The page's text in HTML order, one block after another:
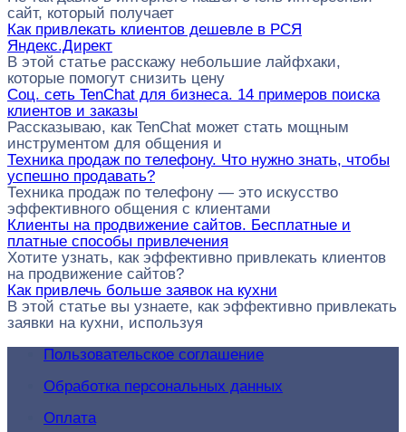
сайт, который получает
Как привлекать клиентов дешевле в РСЯ
Яндекс.Директ
В этой статье расскажу небольшие лайфхаки,
которые помогут снизить цену
Соц. сеть TenChat для бизнеса. 14 примеров поиска
клиентов и заказы
Рассказываю, как TenChat может стать мощным
инструментом для общения и
Техника продаж по телефону. Что нужно знать, чтобы
успешно продавать?
Техника продаж по телефону — это искусство
эффективного общения с клиентами
Клиенты на продвижение сайтов. Бесплатные и
платные способы привлечения
Хотите узнать, как эффективно привлекать клиентов
на продвижение сайтов?
Как привлечь больше заявок на кухни
В этой статье вы узнаете, как эффективно привлекать
заявки на кухни, используя
Пользовательское соглашение
Обработка персональных данных
Оплата